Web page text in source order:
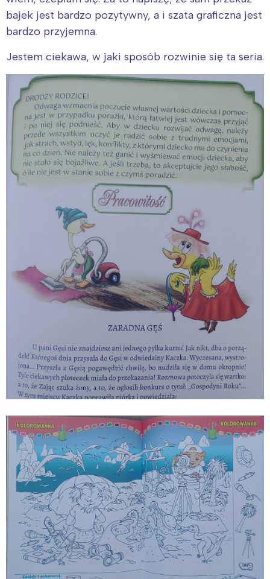
bajek jest bardzo pozytywny, a i szata graficzna jest
bardzo przyjemna.
Jestem ciekawa, w jaki sposób rozwinie się ta seria.